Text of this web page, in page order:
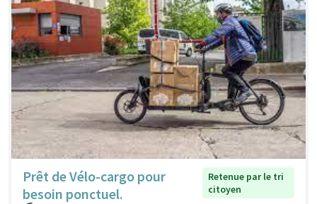
Prêt de Vélo-cargo pour
besoin ponctuel.
Retenue par le tri
citoyen